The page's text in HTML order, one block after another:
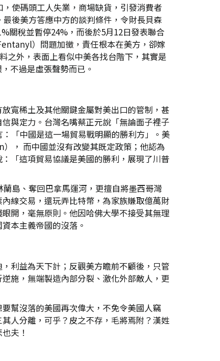
使碼頭工人失業，商場缺貨，引發消費者
後美方答應中方的談判條件，令財長貝森
關稅並暫停24%，而後於5月12日發表聯合
）問題加徵，責任根本在美方，卻嫁
之外，表面上看似中美各找台階下，其實是
不過是虛張聲勢而已。
寬稀土及其他關鍵金屬對美出口的管制，甚
與定力。台灣名嘴蔡正元說「無論面子裡子
「中國是這一場貿易戰明顯的勝利方」。美
， 而中國並沒有改變其既定政策；他認為
「這項貿易協議是美國的勝利，展現了川普
島、奪回巴拿馬運河，更擅自將墨西哥灣
線交易，還玩弄比特幣，為家族賺取億萬財
開，毫無原則。他因哈佛大學不接受其無理
本主義帝國的沒落。
利益為天下計；反觀美方瞻前不顧後，只管
施，無端製造內部分裂、激化外部敵人，更
幫沒落的美國再次偉大，不免令美國人竊
人分離，可乎？皮之不存，毛將焉附？漢姓
夫！